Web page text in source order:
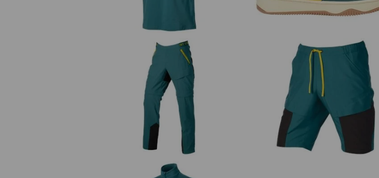
Zip-Off Funktions Hose e.s.trail Trekking Swim Short e.s.trail